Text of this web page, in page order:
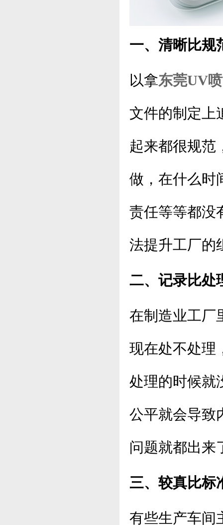
一、清晰比规
以拿东莞UV
文件的制定上
起来都很规范
做，在什么时
责任等等都没
法提升工厂的
二、记录比处
在制造业工厂
现在处不处理
处理的时候就
公平就会导致
问题就都出来
三、较真比标
有些生产车间